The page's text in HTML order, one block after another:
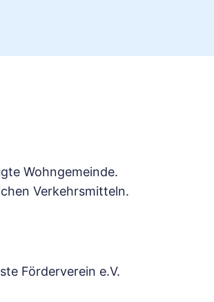
Wohngemeinde.
Verkehrsmitteln.
Förderverein e.V.